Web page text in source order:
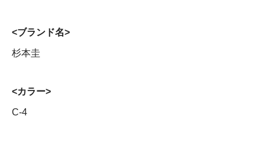
<ブランド名>
杉本圭
<カラー>
C-4